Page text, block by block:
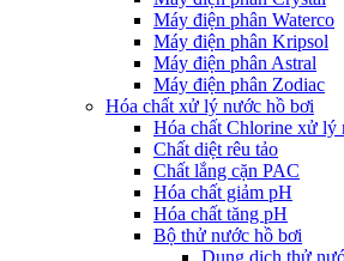
Máy điện phân Waterco
Máy điện phân Kripsol
Máy điện phân Astral
Máy điện phân Zodiac
Hóa chất xử lý nước hồ bơi
Hóa chất Chlorine xử lý
Chất diệt rêu tảo
Chất lắng cặn PAC
Hóa chất giảm pH
Hóa chất tăng pH
Bộ thử nước hồ bơi
Dung dịch thử